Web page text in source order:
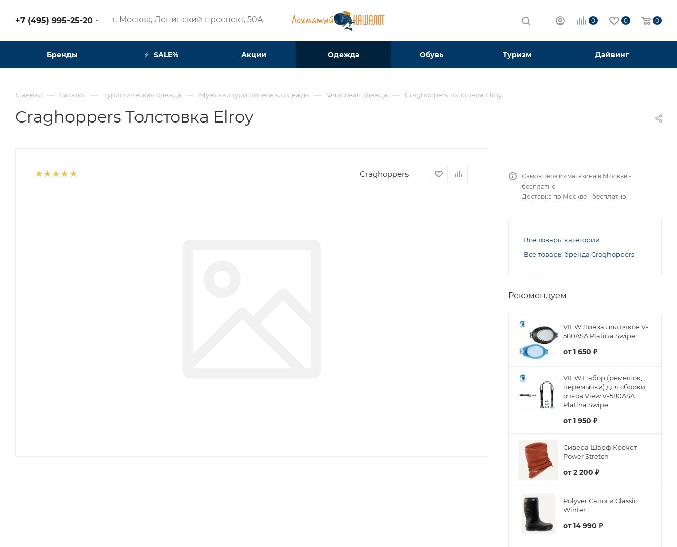
+7 (495) 995-25-20​ г. Москва, Ленинский проспект, 50А​ 0 0 0
Бренды SALE% Акции Одежда Обувь Туризм Дайвинг
Главная — Каталог — Туристическая одежда — Мужская туристическая одежда — Флисовая одежда — Craghoppers Толстовка Elroy
Craghoppers Толстовка Elroy
Craghoppers
Самовывоз из магазина в Москве -
бесплатно
Доставка по Москве - бесплатно
Все товары категории
Все товары бренда Craghoppers
Рекомендуем
VIEW Линза для очков V-
580ASA Platina Swipe
от1 650 ₽
VIEW Набор (ремешок,
перемычки) для сборки
очков View V-580ASA
Platina Swipe
от1 950 ₽
Сивера Шарф Кречет
Power Stretch
от2 200 ₽
Polyver Сапоги Classic
Winter
от14 990 ₽